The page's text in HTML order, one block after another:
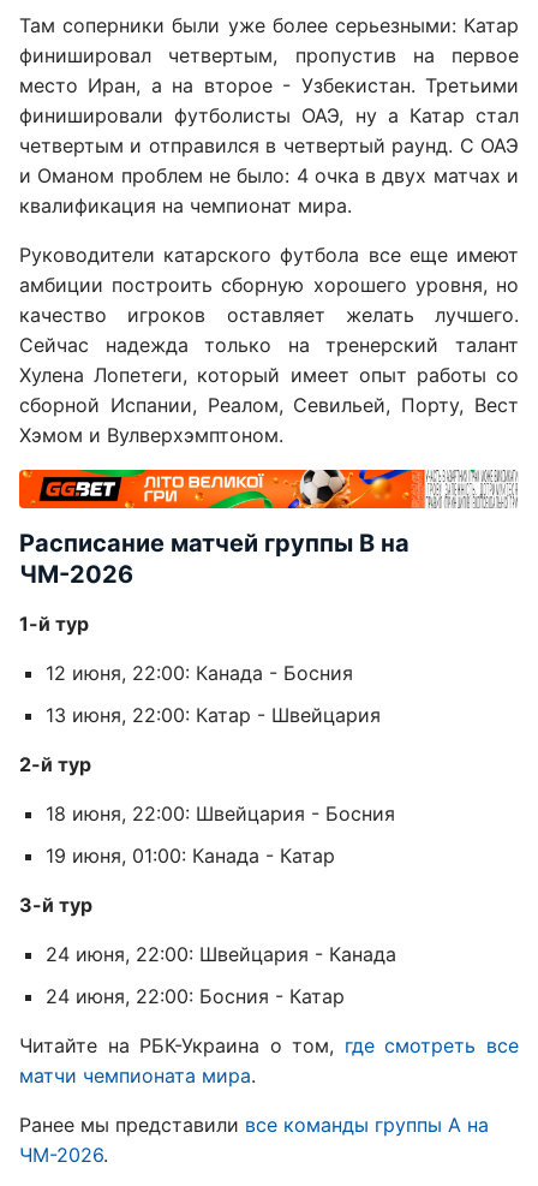
Там соперники были уже более серьезными: Катар
финишировал четвертым, пропустив на первое
место Иран, а на второе - Узбекистан. Третьими
финишировали футболисты ОАЭ, ну а Катар стал
четвертым и отправился в четвертый раунд. С ОАЭ
и Оманом проблем не было: 4 очка в двух матчах и
квалификация на чемпионат мира.
Руководители катарского футбола все еще имеют
амбиции построить сборную хорошего уровня, но
качество игроков оставляет желать лучшего.
Сейчас надежда только на тренерский талант
Хулена Лопетеги, который имеет опыт работы со
сборной Испании, Реалом, Севильей, Порту, Вест
Хэмом и Вулверхэмптоном.
Расписание матчей группы B на
ЧМ-2026
1-й тур
12 июня, 22:00: Канада - Босния
13 июня, 22:00: Катар - Швейцария
2-й тур
18 июня, 22:00: Швейцария - Босния
19 июня, 01:00: Канада - Катар
3-й тур
24 июня, 22:00: Швейцария - Канада
24 июня, 22:00: Босния - Катар
Читайте на РБК-Украина о том, где смотреть все
матчи чемпионата мира.
Ранее мы представили все команды группы А на
ЧМ-2026.